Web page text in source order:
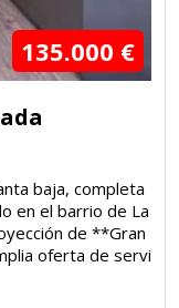
135.000 €
baja, completa
en el barrio de La
de **Gran
oferta de servi